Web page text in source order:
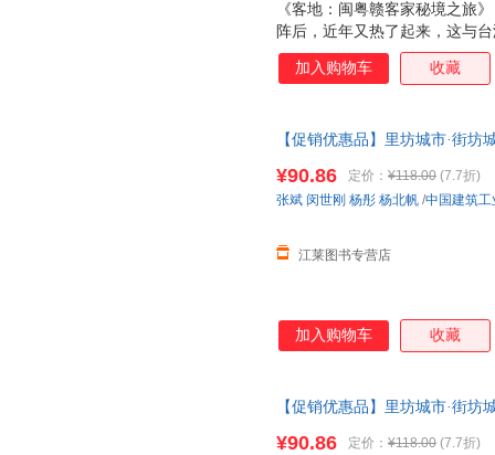
《客地：闽粤赣客家秘境之旅
阵后，近年又热了起来，这与
也与客家对发展经济的渴求有
的客家意识，于是我一有机会
围龙屋、大围楼及由它们组成
加入购物车 收藏
【促销优惠品】里坊城市·街
¥90.86 定价： ¥118.00 (7.7折)
江莱图书专营店
张斌 闵世刚 杨彤 杨北帆 /中国建筑工
加入购物车 收藏
【促销优惠品】里坊城市·街坊
¥90.86 定价： ¥118.00 (7.7折)